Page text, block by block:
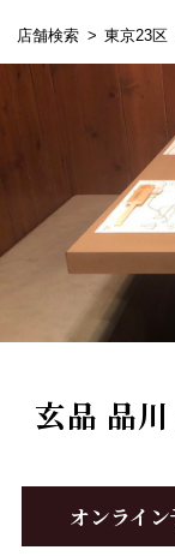
店舗検索 東京23区
玄品 品
オンライ